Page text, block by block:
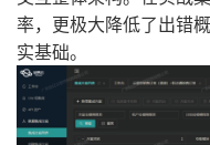
率，更极大降低了出错
实基础。